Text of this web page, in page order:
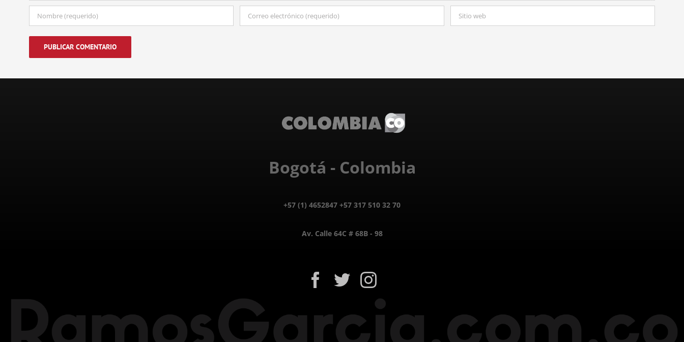
Bogotá - Colombia
+57 (1) 4652847 +57 317 510 32 70
Av. Calle 64C # 68B - 98